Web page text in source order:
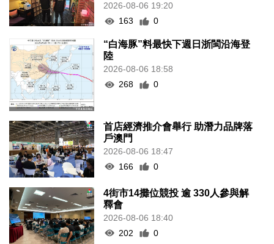
2026-08-06 19:20
163
0
“白海豚”料最快下週日浙閩沿海登
陸
2026-08-06 18:58
268
0
首店經濟推介會舉行 助潛力品牌落
戶澳門
2026-08-06 18:47
166
0
4街市14攤位競投 逾 330人參與解
釋會
2026-08-06 18:40
202
0